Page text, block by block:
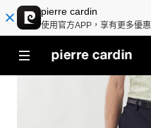
pierre cardin
使用官方APP，享有更多優惠